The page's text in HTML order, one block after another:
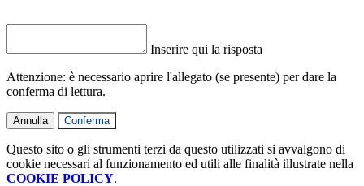
Inserire qui la risposta
Attenzione: è necessario aprire l'allegato (se presente) per dare la
conferma di lettura.
Annulla Conferma
Questo sito o gli strumenti terzi da questo utilizzati si avvalgono di
cookie necessari al funzionamento ed utili alle finalità illustrate nella
COOKIE POLICY.